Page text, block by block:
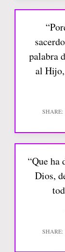
palabra
al
“Que ha
Dios,